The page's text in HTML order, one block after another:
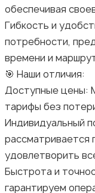
обеспечивая
Гибкость и
потребности,
времени и
🎯 Наши отличия:
Доступные цены:
тарифы без
Индивидуальный
рассматривается
удовлетворить
Быстрота и
гарантируем